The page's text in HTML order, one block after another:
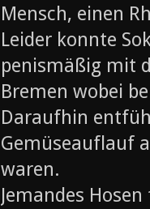
Mensch, einen
Leider konnte
penismäßig mit
Bremen wobei
Daraufhin
Gemüseauflauf
waren.
Jemandes